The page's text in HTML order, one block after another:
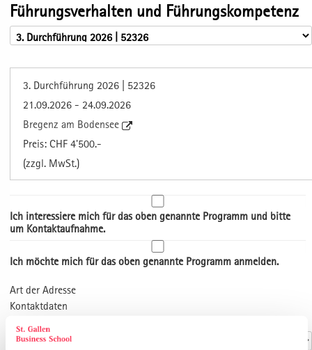
Führungsverhalten und Führungskompetenz
3. Durchführung 2026 | 52326
21.09.2026 - 24.09.2026
Bregenz am Bodensee
Preis: CHF 4'500.-
(zzgl. MwSt.)
Ich interessiere mich für das oben genannte Programm und bitte
um Kontaktaufnahme.
Ich möchte mich für das oben genannte Programm anmelden.
Art der Adresse
Kontaktdaten